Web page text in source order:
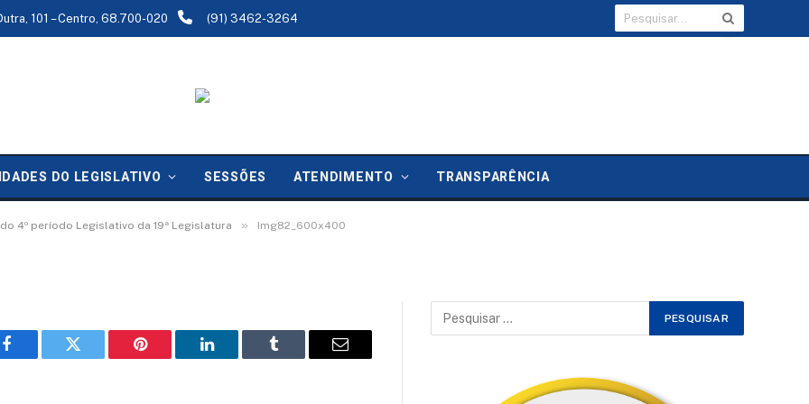
101 – Centro, 68.700-020 (91) 3462-3264
DO LEGISLATIVO SESSÕES ATENDIMENTO TRANSPARÊNCIA
4º período Legislativo da 19ª Legislatura » Img82_600x400
Facebook Twitter Pinterest LinkedIn Tumblr Email